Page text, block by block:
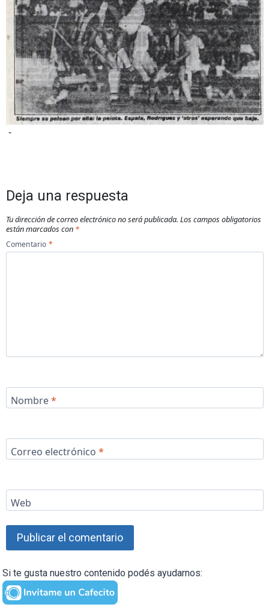
-
Deja una respuesta
Tu dirección de correo electrónico no será publicada. Los campos obligatorios
están marcados con *
Comentario *
Nombre*
Correo electrónico *
Web
Si te gusta nuestro contenido podés ayudarnos: